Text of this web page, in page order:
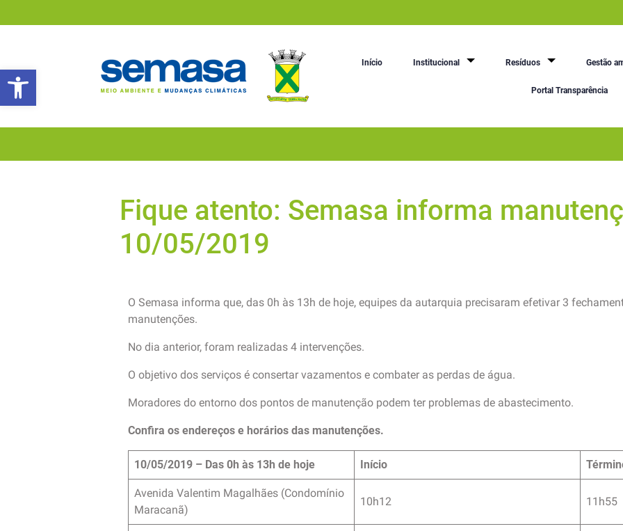
Abrir a barra de ferramentas
Início Institucional Resíduos Gestão
Portal Transparência
Fique atento: Semasa informa
10/05/2019
O Semasa informa que, das 0h às 13h de hoje, equipes da autarquia precisaram efetivar 3
manutenções.
No dia anterior, foram realizadas 4 intervenções.
O objetivo dos serviços é consertar vazamentos e combater as perdas de água.
Moradores do entorno dos pontos de manutenção podem ter problemas de abastecimento.
Confira os endereços e horários das manutenções.
10/05/2019 – Das 0h às 13h de hoje Início
Avenida Valentim Magalhães (Condomínio
Maracanã)
10h12 11h55